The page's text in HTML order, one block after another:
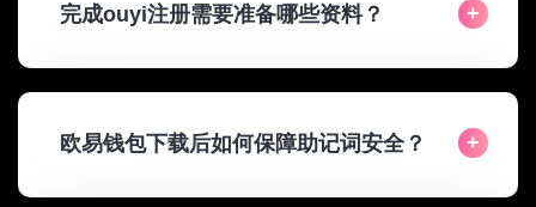
完成ouyi注册需要准备哪些资料？
欧易钱包下载后如何保障助记词安全？